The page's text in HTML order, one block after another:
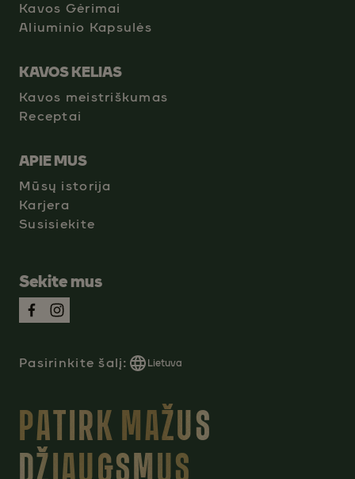
Kavos Gėrimai
Aliuminio Kapsulės
KAVOS KELIAS
Kavos meistriškumas
Receptai
APIE MUS
Mūsų istorija
Karjera
Susisiekite
Sekite mus
Pasirinkite šalį: Lietuva
PATIRK MAŽUS
DŽIAUGSMUS